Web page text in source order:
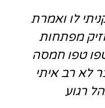
לו ואמרת
מפתחות
טפו חמסה
לא רב איתי
רגוע